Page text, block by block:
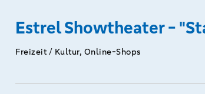
Estrel Showtheater -
Freizeit / Kultur, Online-Shops